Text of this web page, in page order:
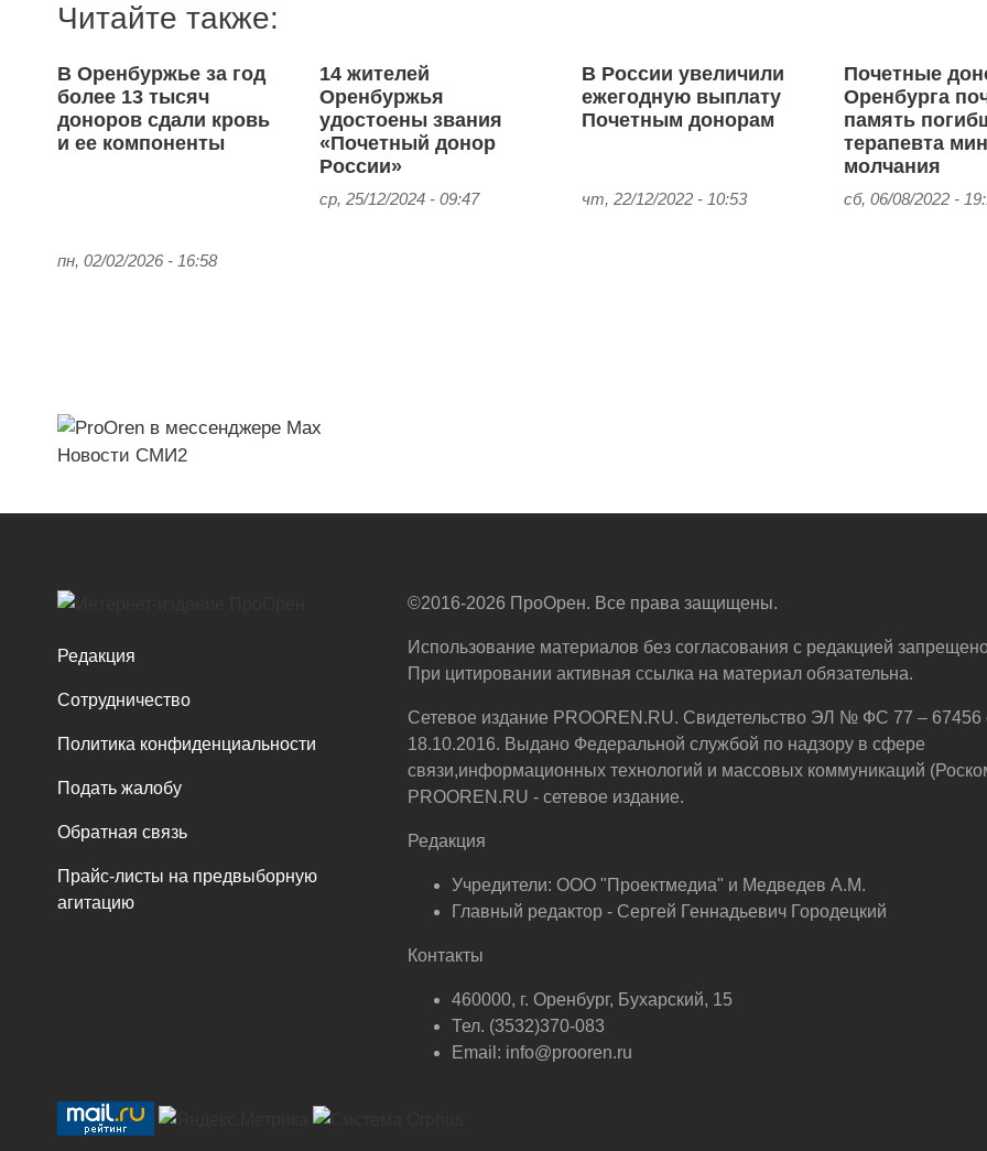
Читайте также:
В Оренбуржье за год
более 13 тысяч
доноров сдали кровь
и ее компоненты
пн, 02/02/2026 - 16:58
14 жителей
Оренбуржья
удостоены звания
«Почетный донор
России»
ср, 25/12/2024 - 09:47
В России увеличили
ежегодную выплату
Почетным донорам
чт, 22/12/2022 - 10:53
Почетные
Оренбурга
память
терапевта
молчания
сб, 06/08/2022 -
Новости СМИ2
Редакция
Сотрудничество
Политика конфиденциальности
Подать жалобу
Обратная связь
Прайс-листы на предвыборную
агитацию
©2016-2026 ПроОрен. Все права защищены.
Использование материалов без согласования с редакцией
При цитировании активная ссылка на материал обязательна.
Сетевое издание PROOREN.RU. Свидетельство ЭЛ № ФС 77 – 67456
18.10.2016. Выдано Федеральной службой по надзору в сфере
связи,информационных технологий и массовых коммуникаций
PROOREN.RU - сетевое издание.
Редакция
Учредители: ООО "Проектмедиа" и Медведев А.М.
Главный редактор - Сергей Геннадьевич Городецкий
Контакты
460000, г. Оренбург, Бухарский, 15
Тел. (3532)370-083
Email: info@prooren.ru